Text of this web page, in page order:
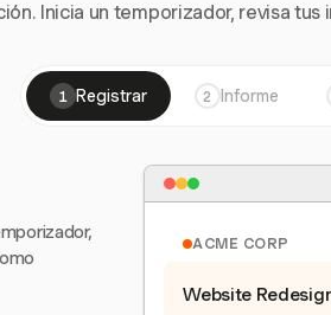
Inicia un temporizador, revisa
1 Registrar 2 Informe
ACME CORP
Website